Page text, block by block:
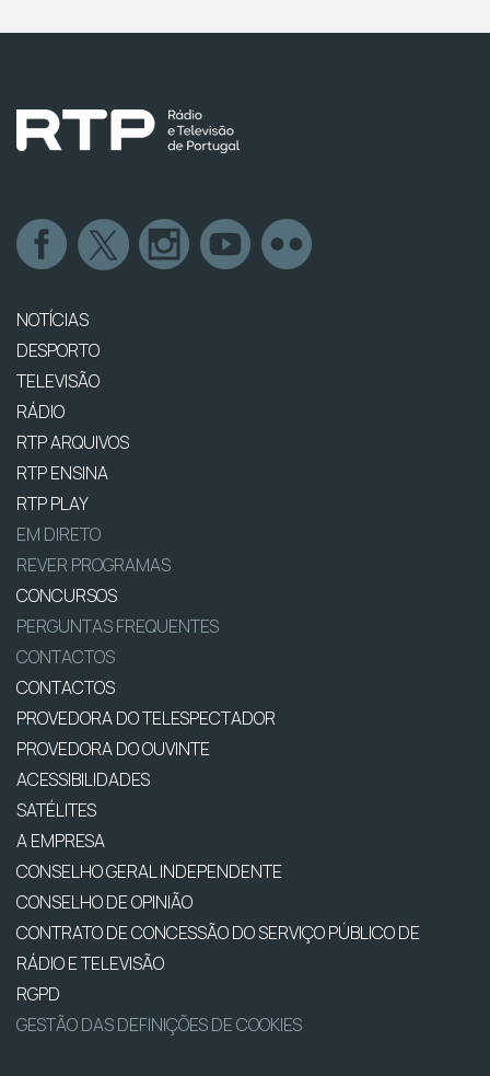
NOTÍCIAS
DESPORTO
TELEVISÃO
RÁDIO
RTP ARQUIVOS
RTP ENSINA
RTP PLAY
EM DIRETO
REVER PROGRAMAS
CONCURSOS
PERGUNTAS FREQUENTES
CONTACTOS
CONTACTOS
PROVEDORA DO TELESPECTADOR
PROVEDORA DO OUVINTE
ACESSIBILIDADES
SATÉLITES
A EMPRESA
CONSELHO GERAL INDEPENDENTE
CONSELHO DE OPINIÃO
CONTRATO DE CONCESSÃO DO SERVIÇO PÚBLICO DE
RÁDIO E TELEVISÃO
RGPD
GESTÃO DAS DEFINIÇÕES DE COOKIES